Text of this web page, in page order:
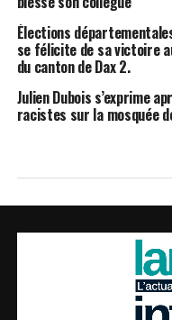
Élections
se félicite de sa victoire
du canton de Dax 2.
Julien Dubois s’exprime
racistes sur la mosquée